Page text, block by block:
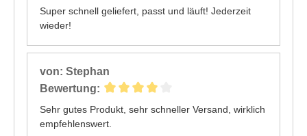
Super schnell geliefert, passt und läuft! Jederzeit
wieder!
von: Stephan
Bewertung:
Sehr gutes Produkt, sehr schneller Versand, wirklich
empfehlenswert.